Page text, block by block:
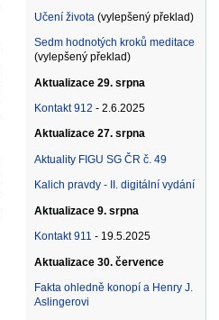
Učení života (vylepšený překlad)
Sedm hodnotých kroků meditace
(vylepšený překlad)
Aktualizace 29. srpna
Kontakt 912 - 2.6.2025
Aktualizace 27. srpna
Aktuality FIGU SG ČR č. 49
Kalich pravdy - II. digitální vydání
Aktualizace 9. srpna
Kontakt 911 - 19.5.2025
Aktualizace 30. července
Fakta ohledně konopí a Henry J.
Aslingerovi